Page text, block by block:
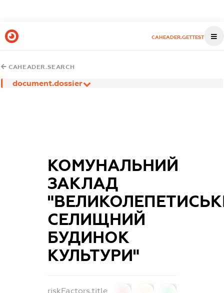
CAHEADER.GETTEST
CAHEADER.SEARCH
document.dossier
КОМУНАЛЬНИЙ
ЗАКЛАД
СЕЛИЩНИЙ
БУДИНОК
КУЛЬТУРИ"
riskFactors.title